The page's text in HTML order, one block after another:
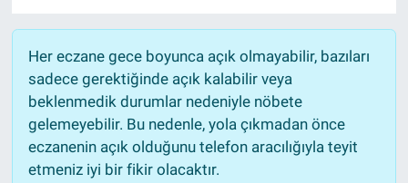
Her eczane gece boyunca açık olmayabilir, bazıları
sadece gerektiğinde açık kalabilir veya
beklenmedik durumlar nedeniyle nöbete
gelemeyebilir. Bu nedenle, yola çıkmadan önce
eczanenin açık olduğunu telefon aracılığıyla teyit
etmeniz iyi bir fikir olacaktır.